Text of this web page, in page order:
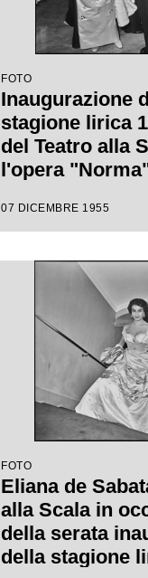
FOTO
Inaugurazione
stagione lirica
del Teatro alla
l'opera
da Antonino
Wallmann
07 DICEMBRE 1955
FOTO
Eliana de
alla Scala in
della serata
della stagione